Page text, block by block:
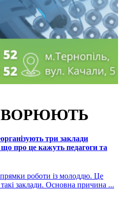
три заклади
що про це кажуть педагоги та
роботи із молоддю. Це
заклади. Основна причина ...